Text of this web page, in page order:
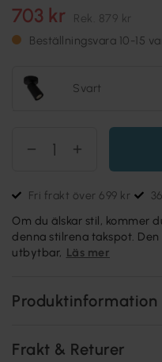
703 kr Rek. 879 kr
Beställningsvara 10-15
Svart
Fri frakt över 699 kr
Om du älskar stil, kommer
denna stilrena takspot.
utbytbar, Läs mer
Produktinformation
Frakt & Returer